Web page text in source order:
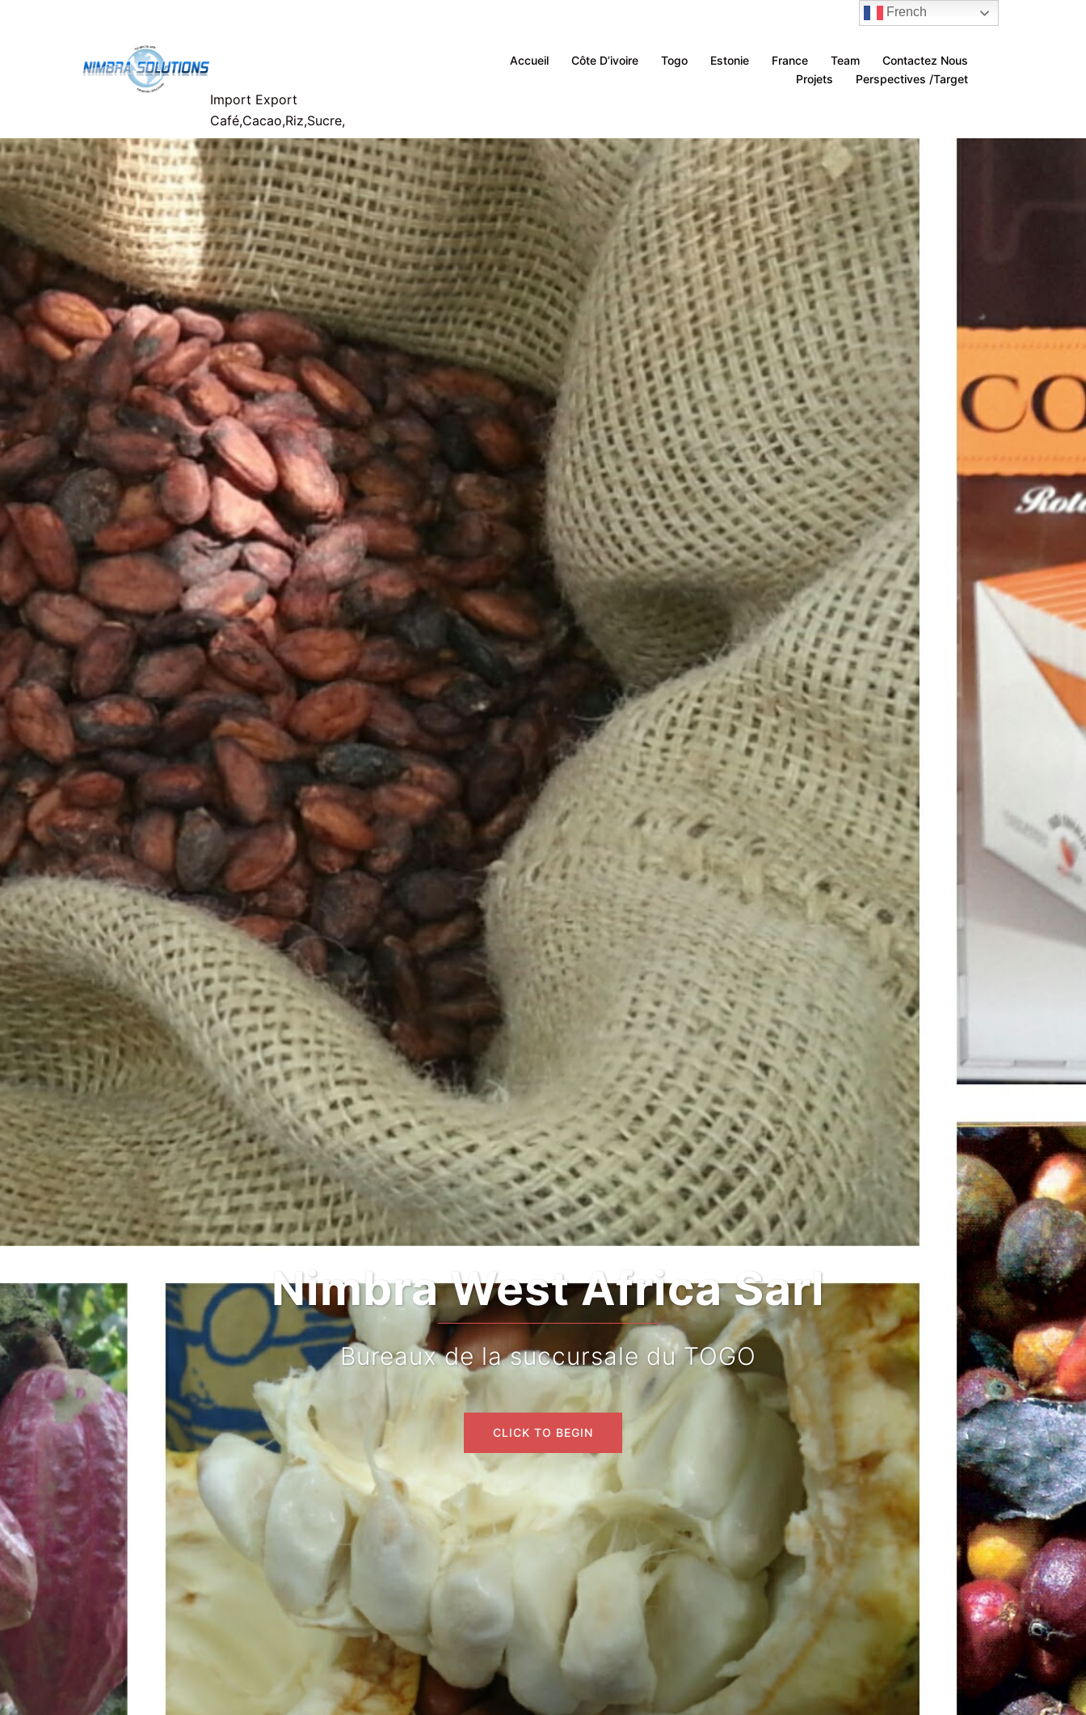
Import Export
Café,Cacao,Riz,Sucre,
Accueil Côte D’ivoire Togo Estonie France Team
Contactez Nous
Projets
Perspectives /Target
Nimbra West Africa Sarl
Bureaux de la succursale du TOGO
CLICK TO BEGIN
French